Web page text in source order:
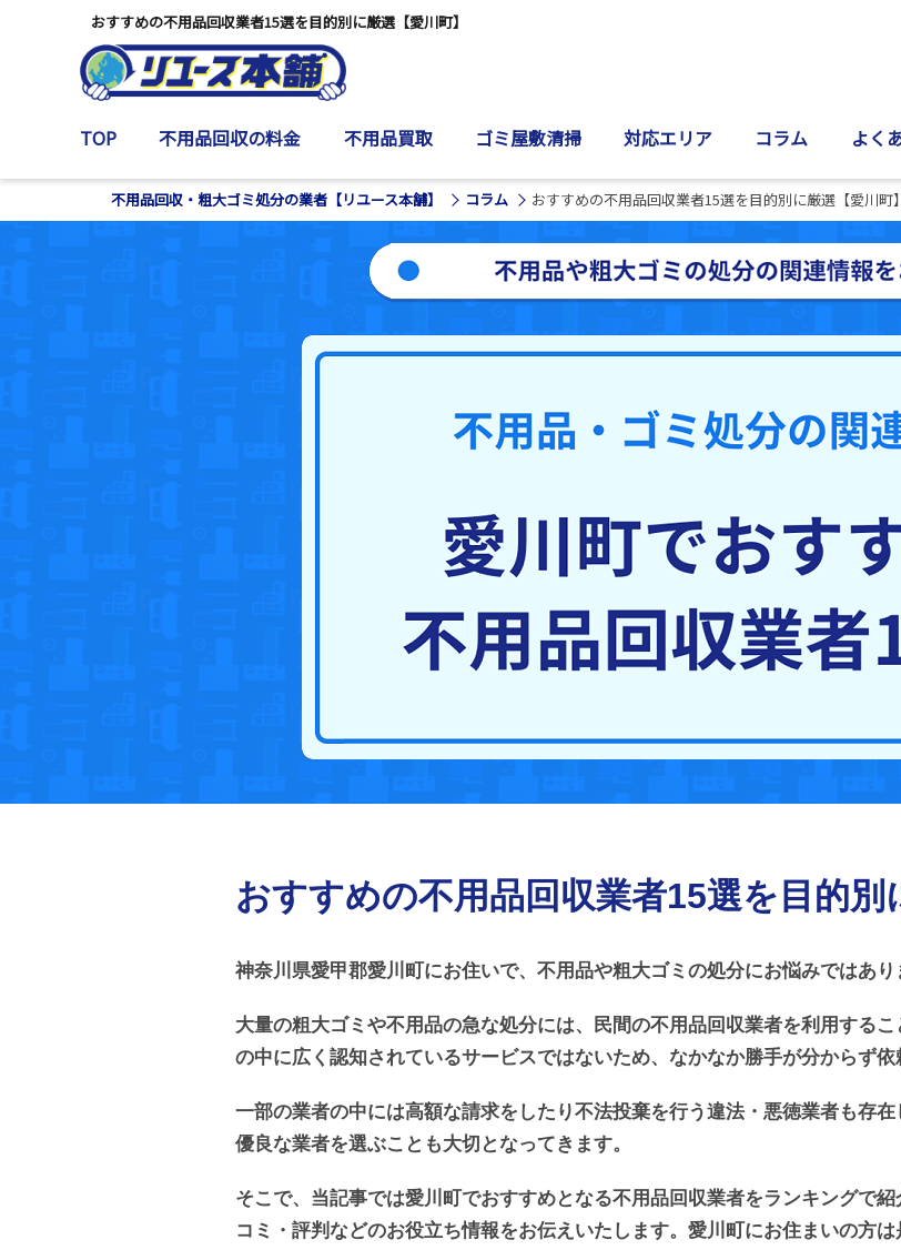
TOP 不用品回収の料金 不用品買取 ゴミ屋敷清掃 対応エリア コラム よく
おすすめの不用品回収業者15選を目的別に厳選【愛川町】
不用品回収・粗大ゴミ処分の業者【リユース本舗】 コラム おすすめの不用品回収業者15選を目的別に厳選【愛川町】
おすすめの不用品回収業者15選を目的別
神奈川県愛甲郡愛川町にお住いで、不用品や粗大ゴミの処分にお悩みではあり
大量の粗大ゴミや不用品の急な処分には、民間の不用品回収業者を利用する
の中に広く認知されているサービスではないため、なかなか勝手が分からず依
一部の業者の中には高額な請求をしたり不法投棄を行う違法・悪徳業者も存
優良な業者を選ぶことも大切となってきます。
そこで、当記事では愛川町でおすすめとなる不用品回収業者をランキングで
コミ・評判などのお役立ち情報をお伝えいたします。愛川町にお住まいの方は